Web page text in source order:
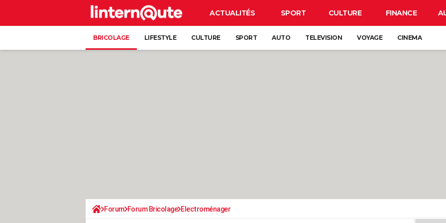
ACTUALITÉS SPORT CULTURE FINANCE
BRICOLAGE LIFESTYLE CULTURE SPORT AUTO TELEVISION VOYAGE CINEMA
Forum Forum Bricolage Electroménager